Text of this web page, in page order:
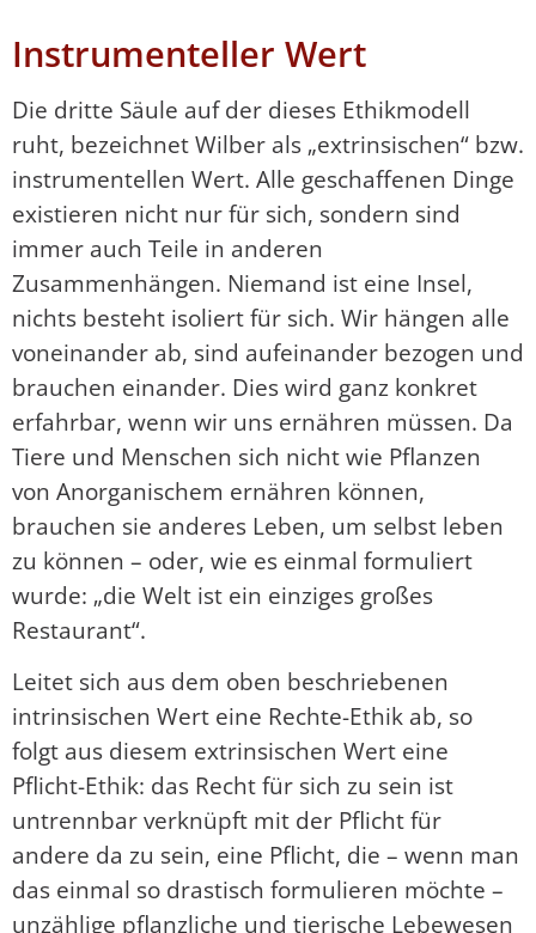
Instrumenteller Wert
Die dritte Säule auf der dieses Ethikmodell
ruht, bezeichnet Wilber als „extrinsischen“ bzw.
instrumentellen Wert. Alle geschaffenen Dinge
existieren nicht nur für sich, sondern sind
immer auch Teile in anderen
Zusammenhängen. Niemand ist eine Insel,
nichts besteht isoliert für sich. Wir hängen alle
voneinander ab, sind aufeinander bezogen und
brauchen einander. Dies wird ganz konkret
erfahrbar, wenn wir uns ernähren müssen. Da
Tiere und Menschen sich nicht wie Pflanzen
von Anorganischem ernähren können,
brauchen sie anderes Leben, um selbst leben
zu können – oder, wie es einmal formuliert
wurde: „die Welt ist ein einziges großes
Restaurant“.
Leitet sich aus dem oben beschriebenen
intrinsischen Wert eine Rechte-Ethik ab, so
folgt aus diesem extrinsischen Wert eine
Pflicht-Ethik: das Recht für sich zu sein ist
untrennbar verknüpft mit der Pflicht für
andere da zu sein, eine Pflicht, die – wenn man
das einmal so drastisch formulieren möchte –
unzählige pflanzliche und tierische Lebewesen